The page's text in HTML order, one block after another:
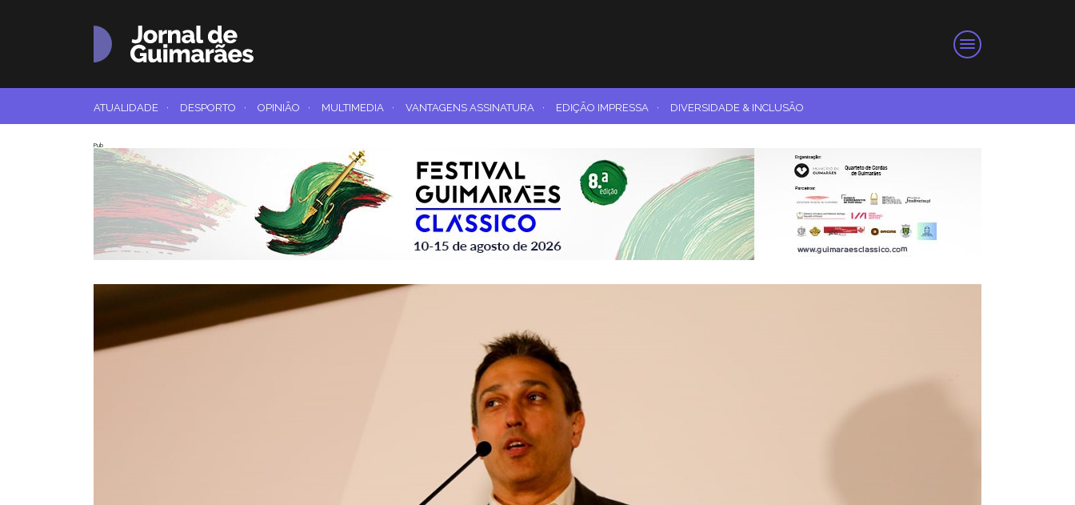
ATUALIDADE · DESPORTO · OPINIÃO · MULTIMEDIA · VANTAGENS ASSINATURA · EDIÇÃO IMPRESSA · DIVERSIDADE & INCLUSÃO
Pub